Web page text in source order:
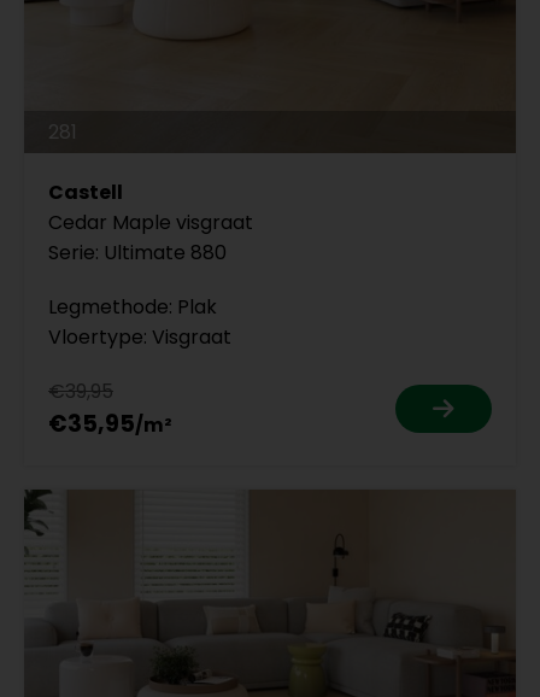
281
Castell
Cedar Maple visgraat
Serie: Ultimate 880
Legmethode: Plak
Vloertype: Visgraat
€39,95
€35,95